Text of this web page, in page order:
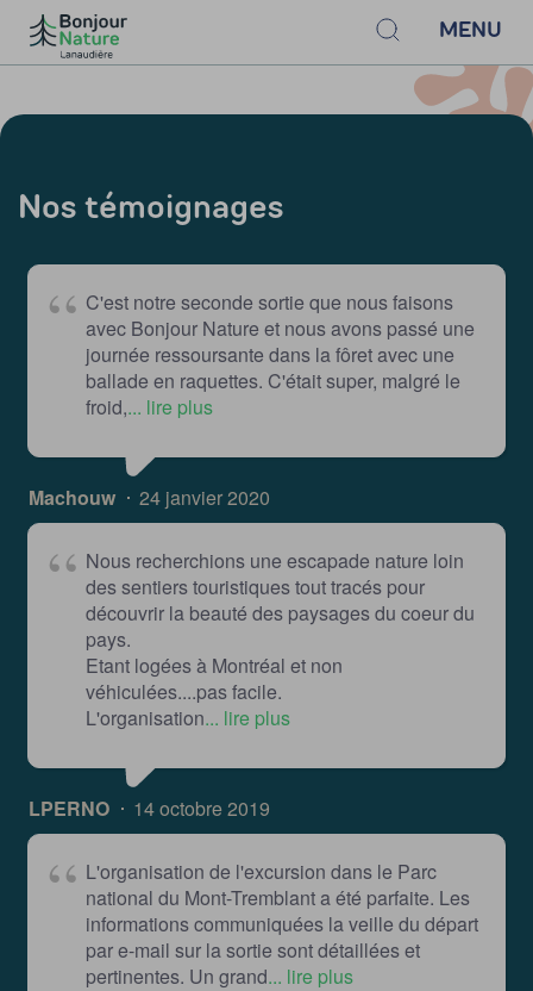
MENU
Nos témoignages
C'est notre seconde sortie que nous faisons
avec Bonjour Nature et nous avons passé une
journée ressoursante dans la fôret avec une
ballade en raquettes. C'était super, malgré le
froid,... lire plus
Machouw 24 janvier 2020
Nous recherchions une escapade nature loin
des sentiers touristiques tout tracés pour
découvrir la beauté des paysages du coeur du
pays.
Etant logées à Montréal et non
véhiculées....pas facile.
L'organisation... lire plus
LPERNO 14 octobre 2019
L'organisation de l'excursion dans le Parc
national du Mont-Tremblant a été parfaite. Les
informations communiquées la veille du départ
par e-mail sur la sortie sont détaillées et
pertinentes. Un grand... lire plus